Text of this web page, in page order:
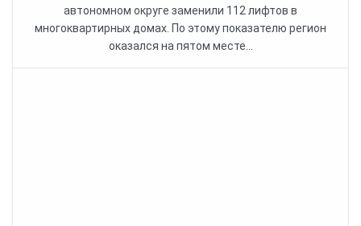
автономном округе заменили 112 лифтов в
многоквартирных домах. По этому показателю регион
оказался на пятом месте...